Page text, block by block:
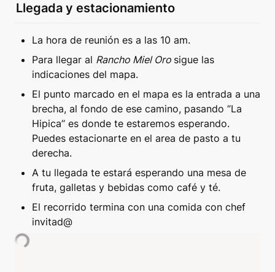
Llegada y estacionamiento
La hora de reunión es a las 10 am.
Para llegar al Rancho Miel Oro sigue las
indicaciones del mapa.
El punto marcado en el mapa es la entrada a una
brecha, al fondo de ese camino, pasando ‘’La
Hipica’’ es donde te estaremos esperando.
Puedes estacionarte en el area de pasto a tu
derecha.
A tu llegada te estará esperando una mesa de
fruta, galletas y bebidas como café y té.
El recorrido termina con una comida con chef
invitad@